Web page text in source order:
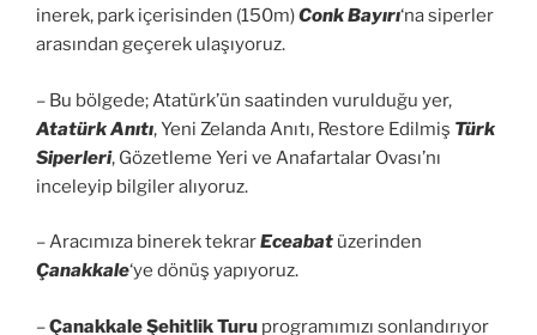
inerek, park içerisinden (150m)Conk Bayırı‘na siperler
arasından geçerek ulaşıyoruz.
– Bu bölgede; Atatürk’ün saatinden vurulduğu yer,
Atatürk Anıtı, Yeni Zelanda Anıtı, Restore Edilmiş Türk
Siperleri, Gözetleme Yeri ve Anafartalar Ovası’nı
inceleyip bilgiler alıyoruz.
– Aracımıza binerek tekrarEceabat üzerinden
Çanakkale‘ye dönüş yapıyoruz.
–Çanakkale Şehitlik Turu programımızı sonlandırıyor